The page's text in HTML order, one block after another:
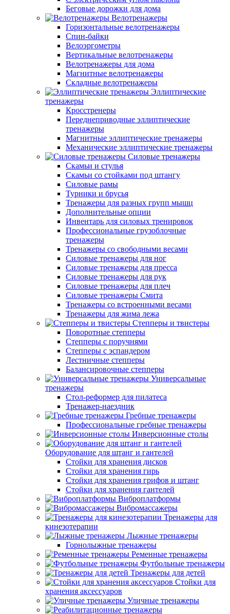
Беговые дорожки для дома
Велотренажеры
Горизонтальные велотренажеры
Спин-байки
Велоэргометры
Вертикальные велотренажеры
Велотренажеры для дома
Магнитные велотренажеры
Складные велотренажеры
Эллиптические
тренажеры
Кросстренеры
Переднеприводные эллиптические
тренажеры
Магнитные эллиптические тренажеры
Механические эллиптические тренажеры
Силовые тренажеры
Скамьи и стулья
Скамьи со стойками под штангу
Силовые рамы
Турники и брусья
Тренажеры для разных групп мышц
Дополнительные опции
Инвентарь для силовых тренировок
Профессиональные грузоблочные
тренажеры
Тренажеры со свободными весами
Силовые тренажеры для ног
Силовые тренажеры для пресса
Силовые тренажеры для рук
Силовые тренажеры для плеч
Силовые тренажеры Смита
Тренажеры со встроенными весами
Тренажеры для жима лежа
Степперы и твистеры
Поворотные степперы
Степперы с поручнями
Степперы с эспандером
Лестничные степперы
Балансировочные степперы
Универсальные
тренажеры
Стол-реформер для пилатеса
Тренажер-наездник
Гребные тренажеры
Профессиональные гребные тренажеры
Инверсионные столы
Оборудование для штанг и гантелей
Стойки для хранения дисков
Стойки для хранения гирь
Стойки для хранения грифов и штанг
Стойки для хранения гантелей
Виброплатформы
Вибромассажеры
Тренажеры для
кинезотерапии
Лыжные тренажеры
Горнолыжные тренажеры
Ременные тренажеры
Футбольные тренажеры
Тренажеры для детей
Стойки для
хранения аксессуаров
Уличные тренажеры